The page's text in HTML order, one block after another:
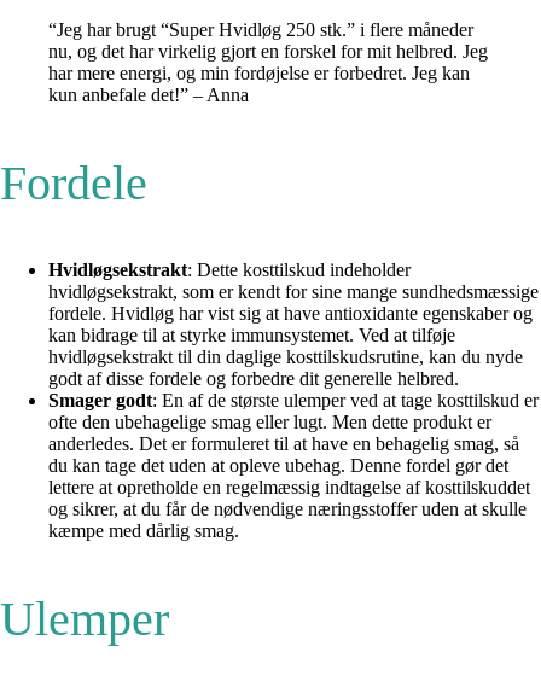
“Jeg har brugt “Super Hvidløg 250 stk.” i flere måneder
nu, og det har virkelig gjort en forskel for mit helbred. Jeg
har mere energi, og min fordøjelse er forbedret. Jeg kan
kun anbefale det!” – Anna
Fordele
Hvidløgsekstrakt: Dette kosttilskud indeholder
hvidløgsekstrakt, som er kendt for sine mange sundhedsmæssige
fordele. Hvidløg har vist sig at have antioxidante egenskaber og
kan bidrage til at styrke immunsystemet. Ved at tilføje
hvidløgsekstrakt til din daglige kosttilskudsrutine, kan du nyde
godt af disse fordele og forbedre dit generelle helbred.
Smager godt: En af de største ulemper ved at tage kosttilskud er
ofte den ubehagelige smag eller lugt. Men dette produkt er
anderledes. Det er formuleret til at have en behagelig smag, så
du kan tage det uden at opleve ubehag. Denne fordel gør det
lettere at opretholde en regelmæssig indtagelse af kosttilskuddet
og sikrer, at du får de nødvendige næringsstoffer uden at skulle
kæmpe med dårlig smag.
Ulemper